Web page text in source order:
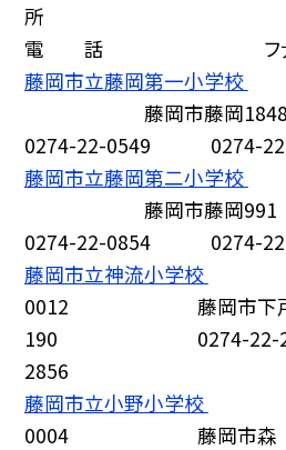
電 話 ファッ
藤岡市立藤岡第一小学校
藤岡市藤
0274-22-0549 0274-
藤岡市立藤岡第二小学校
藤岡市
0274-22-0854 0274-
藤岡市立神流小学校
0012 藤岡市下
190 0274-22-
2856
藤岡市立小野小学校
0004 藤岡市森